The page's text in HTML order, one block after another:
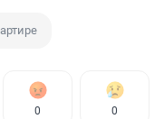
0 0